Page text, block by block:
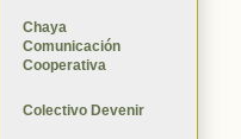
Chaya
Comunicación
Cooperativa
Colectivo Devenir